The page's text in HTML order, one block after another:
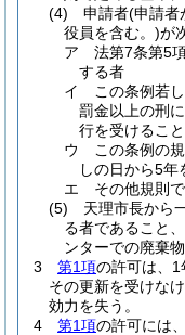
(4)
申請者(申請者
役員を含む。)が
ア
法第7条第5
する者
イ
この条例若
罰金以上の刑
行を受けるこ
ウ
この条例の
しの日から5年
エ
その他規則
(5)
天理市長から
る者であること
ンターでの廃棄
3
第1項の許可は、1
その更新を受けな
効力を失う。
4
第1項の許可には